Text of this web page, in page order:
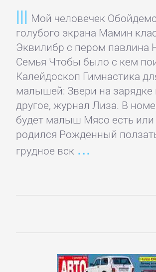
Мой человечек
голубого экрана Мамин
Эквилибр с пером павлина
Семья Чтобы было с кем
Калейдоскоп Гимнастика
малышей: Звери на зарядке
другое, журнал Лиза. В
будет малыш Мясо есть или
родился Рожденный
грудное вск
19
века
Литература
20
века
Мифы.
Легенды.
Эпос
классика